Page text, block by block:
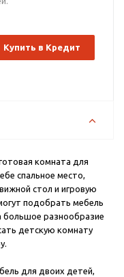
Купить в Кредит
комната для
спальное место,
стол и игровую
подобрать мебель
большое разнообразие
детскую комнату
для двоих детей,